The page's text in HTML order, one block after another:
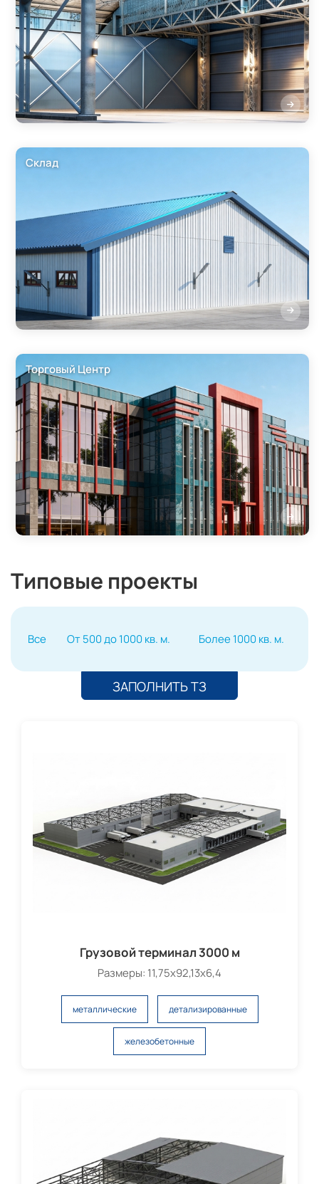
Склад
Торговый Центр
Типовые проекты
Все От 500 до 1000 кв. м. Более 1000 кв. м.
ЗАПОЛНИТЬ ТЗ
Грузовой терминал 3000 м
Размеры: 11,75х92,13х6,4
металлические детализированные
железобетонные